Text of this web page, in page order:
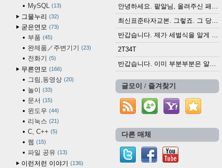
MySQL 13
그물누리 32
굳은연모 73
부품 45
완제품／주변기기 23
전화기 5
무른연모 166
그림,동영상 20
놀이 33
문서 15
윈도우 44
리눅스 21
C, C++ 5
웹 15
파일 공유 13
이런저런 이야기 136
안녕하세요. 팥알님, 올려주신 패치 여러모로 감사...
최신표준타자교본. 그렇죠. 그 당시에 최신 표준...
반갑습니다. 제가 세벌식을 알게 되어 세벌식 써...
2T34T
반갑습니다. 이미 부분부분은 알려진 정보들이...
글모이 / 즐겨찾기
다른 매체